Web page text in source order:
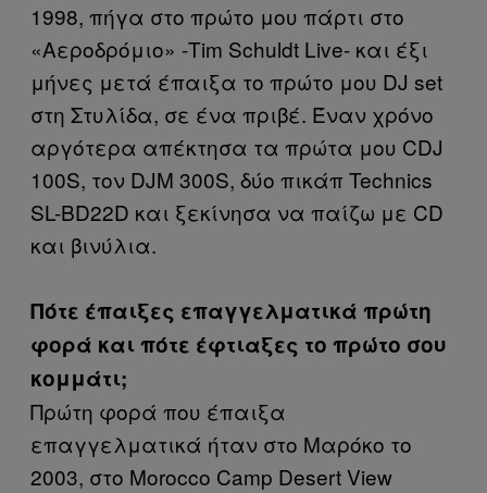
1998, πήγα στο πρώτο μου πάρτι στο
«Αεροδρόμιο» -Tim Schuldt Live- και έξι
μήνες μετά έπαιξα το πρώτο μου DJ set
στη Στυλίδα, σε ένα πριβέ. Έναν χρόνο
αργότερα απέκτησα τα πρώτα μου CDJ
100S, τον DJM 300S, δύο πικάπ Technics
SL-BD22D και ξεκίνησα να παίζω με CD
και βινύλια.
Πότε έπαιξες επαγγελματικά πρώτη
φορά και πότε έφτιαξες το πρώτο σου
κομμάτι;
Πρώτη φορά που έπαιξα
επαγγελματικά ήταν στο Μαρόκο το
2003, στο Morocco Camp Desert View